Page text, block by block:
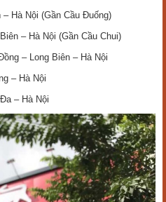
Hà Nội (Gần Cầu Đuống)
– Hà Nội (Gần Cầu Chui)
– Long Biên – Hà Nội
– Hà Nội
– Hà Nội